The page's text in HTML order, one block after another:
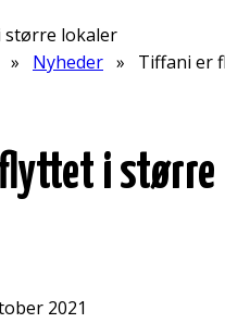
» Nyheder » Tiffani er
i større
2021